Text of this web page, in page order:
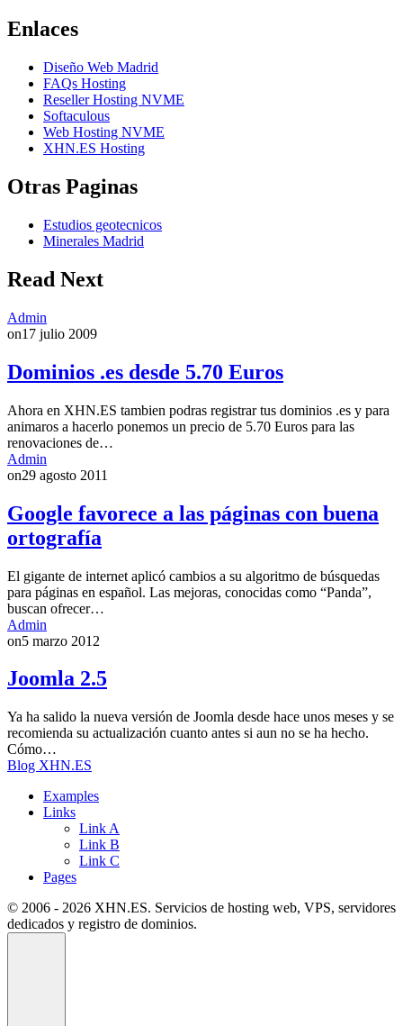
Enlaces
Diseño Web Madrid
FAQs Hosting
Reseller Hosting NVME
Softaculous
Web Hosting NVME
XHN.ES Hosting
Otras Paginas
Estudios geotecnicos
Minerales Madrid
Read Next
Admin
on17 julio 2009
Dominios .es desde 5.70 Euros
Ahora en XHN.ES tambien podras registrar tus dominios .es y para
animaros a hacerlo ponemos un precio de 5.70 Euros para las
renovaciones de…
Admin
on29 agosto 2011
Google favorece a las páginas con buena
ortografía
El gigante de internet aplicó cambios a su algoritmo de búsquedas
para páginas en español. Las mejoras, conocidas como “Panda”,
buscan ofrecer…
Admin
on5 marzo 2012
Joomla 2.5
Ya ha salido la nueva versión de Joomla desde hace unos meses y se
recomienda su actualización cuanto antes si aun no se ha hecho.
Cómo…
Blog XHN.ES
Examples
Links
Link A
Link B
Link C
Pages
© 2006 - 2026 XHN.ES. Servicios de hosting web, VPS, servidores
dedicados y registro de dominios.